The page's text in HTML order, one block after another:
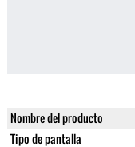
Nombre del producto
Tipo de pantalla